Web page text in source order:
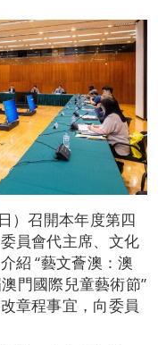
）召開本年度第四
員會代主席、文化
紹 “藝文薈澳：澳
門國際兒童藝術節”
章程事宜，向委員